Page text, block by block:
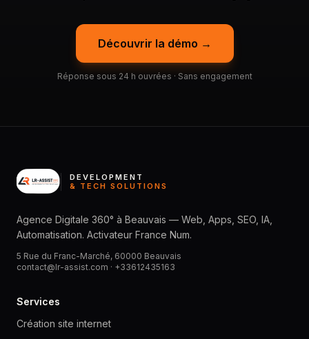
Découvrir la démo →
Réponse sous 24 h ouvrées · Sans engagement
DEVELOPMENT
& TECH SOLUTIONS
Agence Digitale 360° à Beauvais — Web, Apps, SEO, IA,
Automatisation. Activateur France Num.
5 Rue du Franc-Marché, 60000 Beauvais
contact@lr-assist.com · +33612435163
Services
Création site internet